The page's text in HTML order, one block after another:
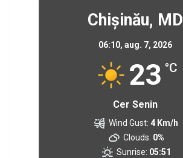
Chișinău, MD
06:10, aug. 7, 2026
23 °C
Cer Senin
Wind Gust: 4 Km/h
Clouds: 0%
Sunrise: 05:51